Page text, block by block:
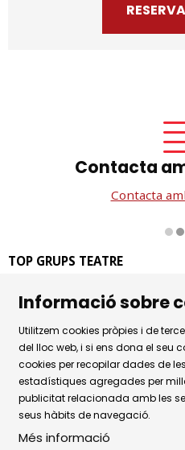
Contacta
Contacta
TOP GRUPS TEATRE
08002 Barcelona
Tel. 93 441 39 79
Horari d'atenció: de dilluns a
divendres de 9.30 a 14.30h.
Sitemap | Avís Legal |
Política de privacitat
|
Informació sobre
Utilitzem cookies pròpies i de
del lloc web, i si ens dona el seu
cookies per recopilar dades de
estadístiques agregades per
publicitat relacionada amb les
seus hàbits de navegació.
Més informació